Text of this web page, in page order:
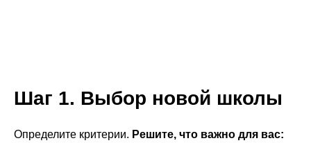
Шаг 1. Выбор новой школы
Определите критерии. Решите, что важно для вас: